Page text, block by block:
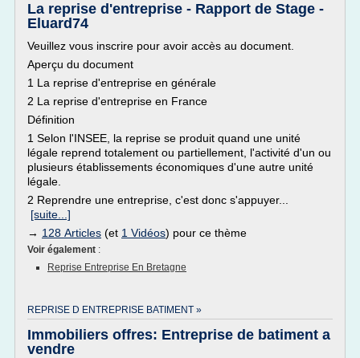
La reprise d'entreprise - Rapport de Stage -
Eluard74
Veuillez vous inscrire pour avoir accès au document.
Aperçu du document
1 La reprise d'entreprise en générale
2 La reprise d'entreprise en France
Définition
1 Selon l'INSEE, la reprise se produit quand une unité
légale reprend totalement ou partiellement, l'activité d'un ou
plusieurs établissements économiques d'une autre unité
légale.
2 Reprendre une entreprise, c'est donc s'appuyer...
[suite...]
→ 128 Articles (et 1 Vidéos) pour ce thème
Voir également :
Reprise Entreprise En Bretagne
REPRISE D ENTREPRISE BATIMENT »
Immobiliers offres: Entreprise de batiment a
vendre